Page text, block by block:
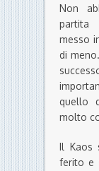
Non
partita
messo
di
quello
molto
Il Kaos
ferito e